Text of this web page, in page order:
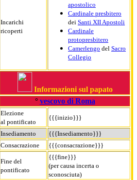
Incarichi
ricoperti
apostolico
Cardinale presbitero
dei Santi XII Apostoli
Cardinale
protopresbitero
Camerlengo del Sacro
Collegio
Informazioni sul papato
° vescovo di Roma
Elezione
al pontificato
{{{inizio}}}
Insediamento
{{{Insediamento}}}
Consacrazione
{{{consacrazione}}}
Fine del
pontificato
{{{fine}}}
(per causa incerta o
sconosciuta)